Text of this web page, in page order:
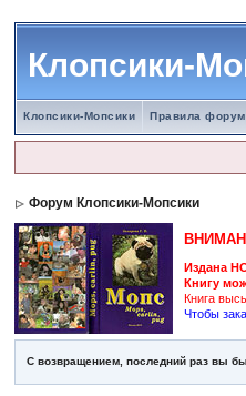
Клопсики-
Клопсики-Мопсики Правила
Форум Клопсики-Мопсики
Издана
Книгу
Книга
Чтобы
С возвращением, последний раз вы